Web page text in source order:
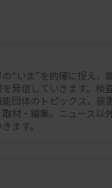
体験談、早期発
どを掲載してい
“いま”を的確に捉え、
発信していきます。検
団体のトピックス、装
材・編集。ニュース以
ます。